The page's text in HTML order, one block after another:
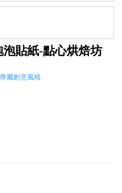
貼紙-點心烘焙坊
屬創意風格